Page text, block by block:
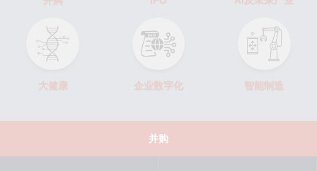
大健康 企业数字化 智能制造
并购